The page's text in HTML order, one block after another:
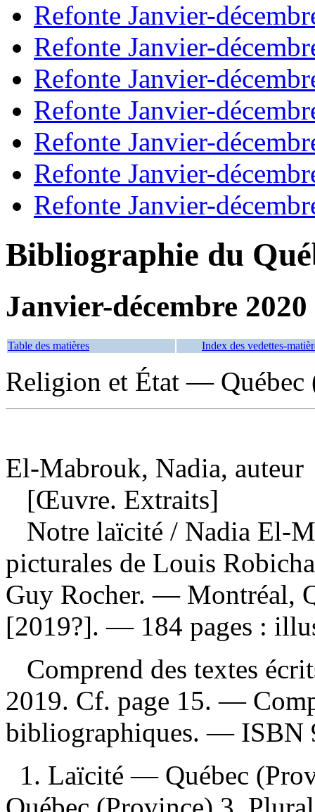
Refonte Janvier-
Refonte Janvier-
Refonte Janvier-
Refonte Janvier-
Refonte Janvier-
Refonte Janvier-
Refonte Janvier-
Bibliographie du
Janvier-décembre 2020
Table des matières Index des vedettes-
Religion et État — Québec
El-Mabrouk, Nadia, auteur
[Œuvre. Extraits]
Notre laïcité / Nadia El-
picturales de Louis
Guy Rocher. — Montréal,
[2019?]. — 184 pages :
Comprend des textes
2019. Cf. page 15. —
bibliographiques. — ISBN
1. Laïcité — Québec